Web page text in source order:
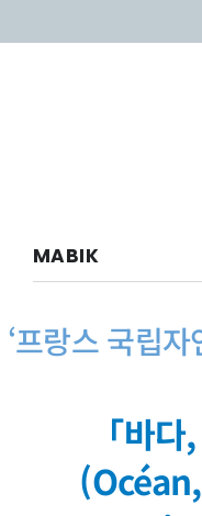
MABIK
‘프랑스 국립
「바